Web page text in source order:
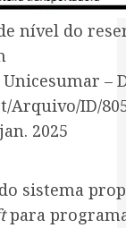
nível do
–
Arquivo/ID/
2025
sistema
para